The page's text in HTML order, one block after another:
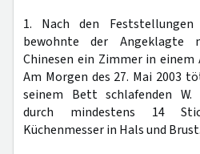
1. Nach den Feststellungen
bewohnte der Angeklagte
Chinesen ein Zimmer in einem
Am Morgen des 27. Mai 2003
seinem Bett schlafenden W.
durch mindestens 14
Küchenmesser in Hals und Brust.